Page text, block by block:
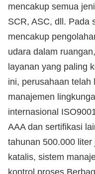
mencakup semua
SCR, ASC, dll. Pada
mencakup
udara dalam
layanan yang paling
ini, perusahaan telah
manajemen
internasional
AAA dan sertifikasi
tahunan 500.000
katalis, sistem
kontrol